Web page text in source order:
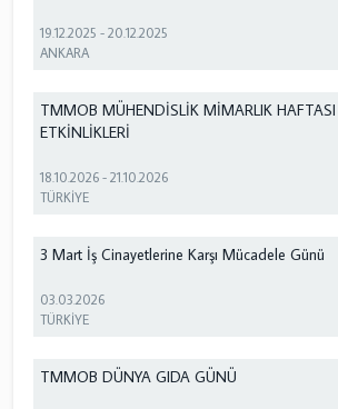
19.12.2025 -20.12.2025
ANKARA
TMMOB MÜHENDİSLİK MİMARLIK HAFTASI
ETKİNLİKLERİ
18.10.2026 -21.10.2026
TÜRKİYE
3 Mart İş Cinayetlerine Karşı Mücadele Günü
03.03.2026
TÜRKİYE
TMMOB DÜNYA GIDA GÜNÜ